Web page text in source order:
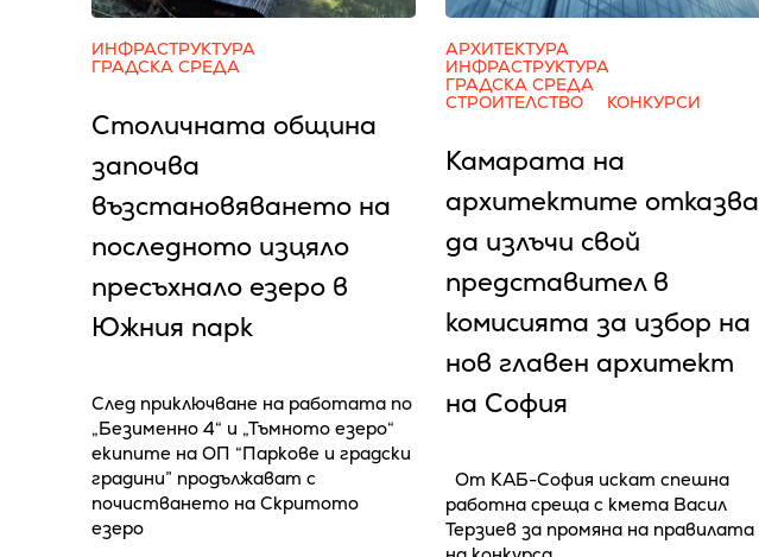
ИНФРАСТРУКТУРА
ГРАДСКА СРЕДА
Столичната община
започва
възстановяването на
последното изцяло
пресъхнало езеро в
Южния парк
След приключване на работата по
„Безименно 4“ и „Тъмното езеро“
екипите на ОП “Паркове и градски
градини” продължават с
почистването на Скритото
езеро
АРХИТЕКТУРА
ИНФРАСТРУКТУРА
ГРАДСКА СРЕДА
СТРОИТЕЛСТВО
КОНКУРСИ
Камарата на
архитектите отказва
да излъчи свой
представител в
комисията за избор на
нов главен архитект
на София
От КАБ-София искат спешна
работна среща с кмета Васил
Терзиев за промяна на правилата